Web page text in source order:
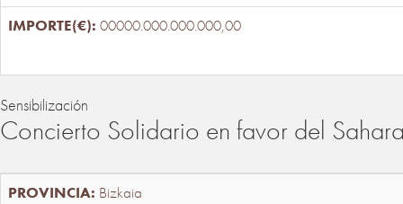
00000.000.000.000,00
Sensibilización
Concierto Solidario en favor del
Bizkaia